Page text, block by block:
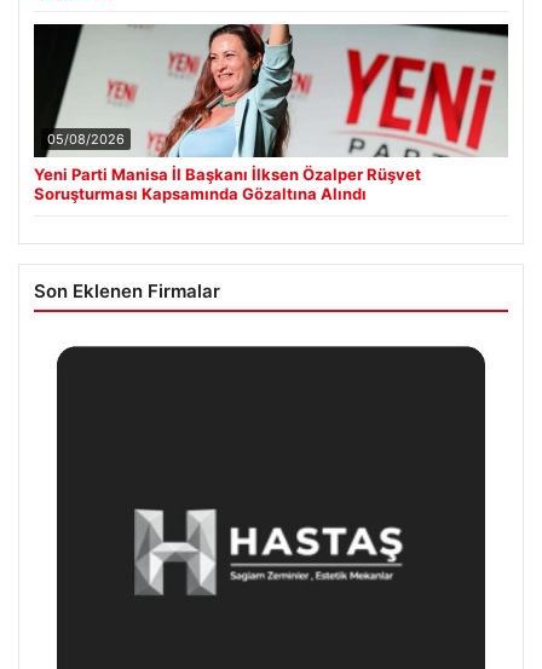
05/08/2026
Yeni Parti Manisa İl Başkanı İlksen Özalper Rüşvet
Soruşturması Kapsamında Gözaltına Alındı
Son Eklenen Firmalar